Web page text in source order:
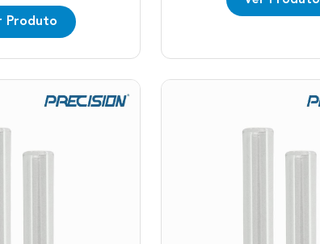
Produto